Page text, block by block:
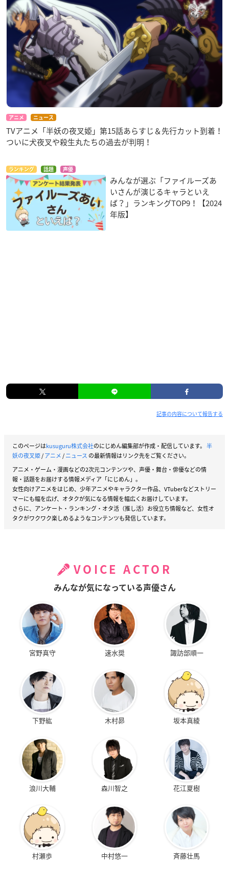
アニメ ニュース
TVアニメ「半妖の夜叉姫」第15話あらすじ＆先行カット到着！
ついに犬夜叉や殺生丸たちの過去が判明！
ランキング 話題 声優
みんなが選ぶ「ファイルーズあ
いさんが演じるキャラといえ
ば？」ランキングTOP9！【2024
年版】
記事の内容について報告する
このページはkusuguru株式会社のにじめん編集部が作成・配信しています。 半
妖の夜叉姫/アニメ/ニュース の最新情報はリンク先をご覧ください。
アニメ・ゲーム・漫画などの2次元コンテンツや、声優・舞台・俳優などの情
報・話題をお届けする情報メディア「にじめん」。
女性向けアニメをはじめ、少年アニメやキャラクター作品、VTuberなどストリー
マーにも幅を広げ、オタクが気になる情報を幅広くお届けしています。
さらに、アンケート・ランキング・オタ活（推し活）お役立ち情報など、女性オ
タクがワクワク楽しめるようなコンテンツも発信しています。
VOICE ACTOR
みんなが気になっている声優さん
宮野真守 速水奨 諏訪部順一
下野紘 木村昴 坂本真綾
浪川大輔 森川智之 花江夏樹
村瀬歩 中村悠一 斉藤壮馬